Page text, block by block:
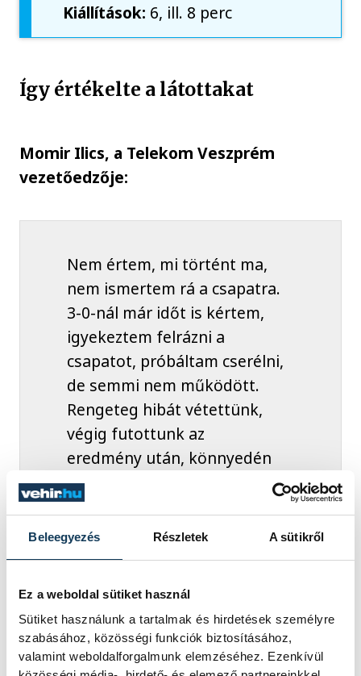
Beleegyezés Részletek A sütikről
Ez a weboldal sütiket használ
Sütiket használunk a tartalmak és hirdetések személyre
szabásához, közösségi funkciók biztosításához,
valamint weboldalforgalmunk elemzéséhez. Ezenkívül
Kiállítások: 6, ill. 8 perc
Így értékelte a látottakat
Momir Ilics, a Telekom Veszprém
vezetőedzője:
Nem értem, mi történt ma,
nem ismertem rá a csapatra.
3-0-nál már időt is kértem,
igyekeztem felrázni a
csapatot, próbáltam cserélni,
de semmi nem működött.
Rengeteg hibát vétettünk,
végig futottunk az
eredmény után, könnyedén
nyert a Motor. Egyelőre nem
találok semmi pozitívumot a
mai játékunkban, de ilyen a
sport. Jövő héten
Veszprémben.